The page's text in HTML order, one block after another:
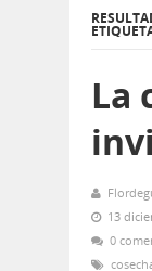
La
13
0